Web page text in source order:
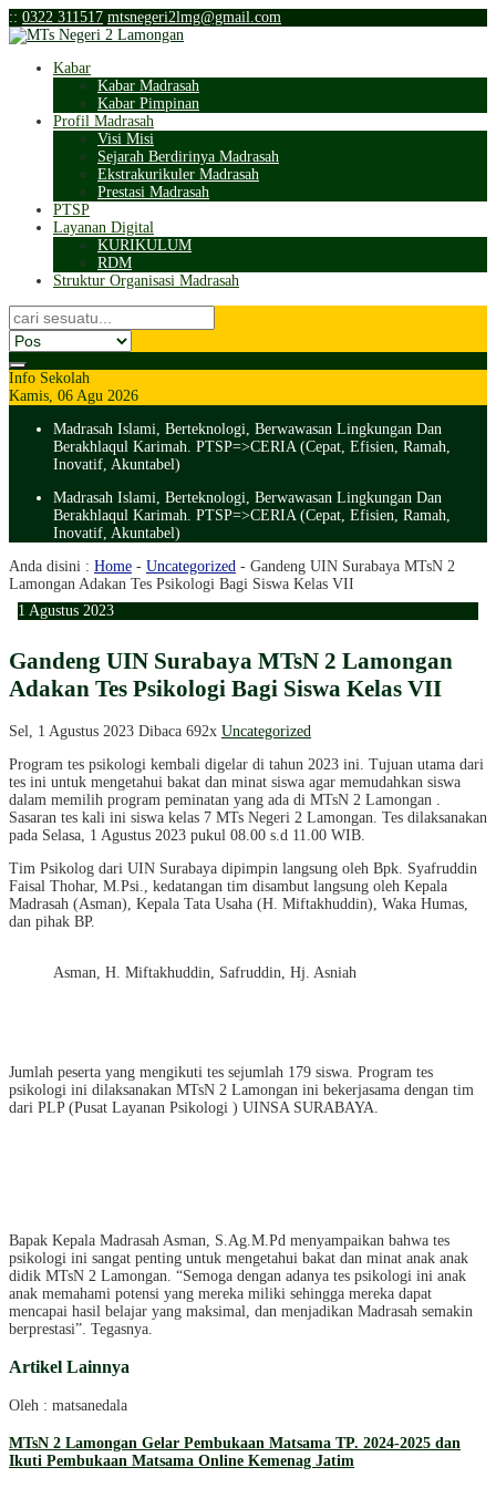
:: 0322 311517 mtsnegeri2lmg@gmail.com
Kabar
Kabar Madrasah
Kabar Pimpinan
Profil Madrasah
Visi Misi
Sejarah Berdirinya Madrasah
Ekstrakurikuler Madrasah
Prestasi Madrasah
PTSP
Layanan Digital
KURIKULUM
RDM
Struktur Organisasi Madrasah
Info Sekolah
Kamis, 06 Agu 2026
Madrasah Islami, Berteknologi, Berwawasan Lingkungan Dan
Berakhlaqul Karimah. PTSP=>CERIA (Cepat, Efisien, Ramah,
Inovatif, Akuntabel)
Madrasah Islami, Berteknologi, Berwawasan Lingkungan Dan
Berakhlaqul Karimah. PTSP=>CERIA (Cepat, Efisien, Ramah,
Inovatif, Akuntabel)
Anda disini : Home - Uncategorized - Gandeng UIN Surabaya MTsN 2
Lamongan Adakan Tes Psikologi Bagi Siswa Kelas VII
1 Agustus 2023
Gandeng UIN Surabaya MTsN 2 Lamongan
Adakan Tes Psikologi Bagi Siswa Kelas VII
Sel, 1 Agustus 2023 Dibaca 692x Uncategorized
Program tes psikologi kembali digelar di tahun 2023 ini. Tujuan utama dari
tes ini untuk mengetahui bakat dan minat siswa agar memudahkan siswa
dalam memilih program peminatan yang ada di MTsN 2 Lamongan .
Sasaran tes kali ini siswa kelas 7 MTs Negeri 2 Lamongan. Tes dilaksanakan
pada Selasa, 1 Agustus 2023 pukul 08.00 s.d 11.00 WIB.
Tim Psikolog dari UIN Surabaya dipimpin langsung oleh Bpk. Syafruddin
Faisal Thohar, M.Psi., kedatangan tim disambut langsung oleh Kepala
Madrasah (Asman), Kepala Tata Usaha (H. Miftakhuddin), Waka Humas,
dan pihak BP.
Asman, H. Miftakhuddin, Safruddin, Hj. Asniah
Jumlah peserta yang mengikuti tes sejumlah 179 siswa. Program tes
psikologi ini dilaksanakan MTsN 2 Lamongan ini bekerjasama dengan tim
dari PLP (Pusat Layanan Psikologi ) UINSA SURABAYA.
Bapak Kepala Madrasah Asman, S.Ag.M.Pd menyampaikan bahwa tes
psikologi ini sangat penting untuk mengetahui bakat dan minat anak anak
didik MTsN 2 Lamongan. “Semoga dengan adanya tes psikologi ini anak
anak memahami potensi yang mereka miliki sehingga mereka dapat
mencapai hasil belajar yang maksimal, dan menjadikan Madrasah semakin
berprestasi”. Tegasnya.
Artikel Lainnya
Oleh : matsanedala
MTsN 2 Lamongan Gelar Pembukaan Matsama TP. 2024-2025 dan
Ikuti Pembukaan Matsama Online Kemenag Jatim